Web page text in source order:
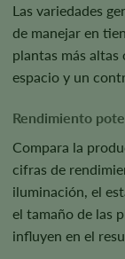
Las variedades
de manejar en
plantas más altas
espacio y un
Rendimiento
Compara la
cifras de
iluminación, el
el tamaño de las
influyen en el